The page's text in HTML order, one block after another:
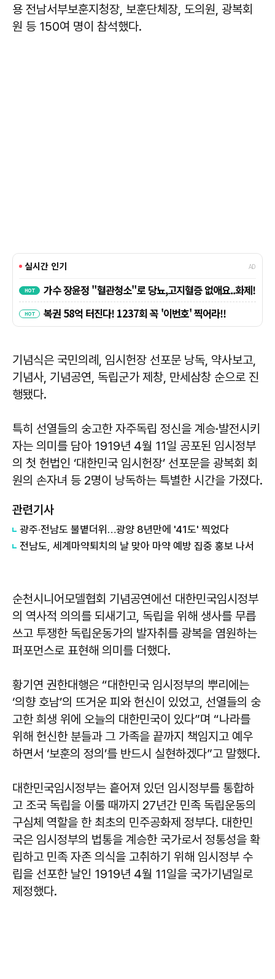
용 전남서부보훈지청장, 보훈단체장, 도의원, 광복회
원 등 150여 명이 참석했다.
기념식은 국민의례, 임시헌장 선포문 낭독, 약사보고,
기념사, 기념공연, 독립군가 제창, 만세삼창 순으로 진
행됐다.
특히 선열들의 숭고한 자주독립 정신을 계승·발전시키
자는 의미를 담아 1919년 4월 11일 공포된 임시정부
의 첫 헌법인 ‘대한민국 임시헌장’ 선포문을 광복회 회
원의 손자녀 등 2명이 낭독하는 특별한 시간을 가졌다.
관련기사
광주·전남도 불볕더위…광양 8년만에 '41도' 찍었다
전남도, 세계마약퇴치의 날 맞아 마약 예방 집중 홍보 나서
순천시니어모델협회 기념공연에선 대한민국임시정부
의 역사적 의의를 되새기고, 독립을 위해 생사를 무릅
쓰고 투쟁한 독립운동가의 발자취를 광복을 염원하는
퍼포먼스로 표현해 의미를 더했다.
황기연 권한대행은 “대한민국 임시정부의 뿌리에는
‘의향 호남’의 뜨거운 피와 헌신이 있었고, 선열들의 숭
고한 희생 위에 오늘의 대한민국이 있다”며 “나라를
위해 헌신한 분들과 그 가족을 끝까지 책임지고 예우
하면서 ‘보훈의 정의’를 반드시 실현하겠다”고 말했다.
대한민국임시정부는 흩어져 있던 임시정부를 통합하
고 조국 독립을 이룰 때까지 27년간 민족 독립운동의
구심체 역할을 한 최초의 민주공화제 정부다. 대한민
국은 임시정부의 법통을 계승한 국가로서 정통성을 확
립하고 민족 자존 의식을 고취하기 위해 임시정부 수
립을 선포한 날인 1919년 4월 11일을 국가기념일로
제정했다.